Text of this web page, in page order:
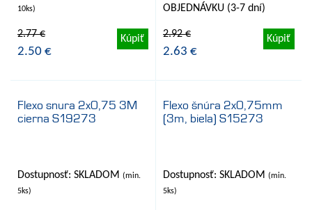
10ks)
2.77 €
2.50 €
Kúpiť
OBJEDNÁVKU (3-7 dní)
2.92 €
2.63 €
Kúpiť
Flexo snura 2x0,75 3M
cierna S19273
- 10%
Dostupnosť: SKLADOM (min.
5ks)
Flexo šnúra 2x0,75mm
(3m, biela) S15273
- 10%
Dostupnosť: SKLADOM (min.
5ks)